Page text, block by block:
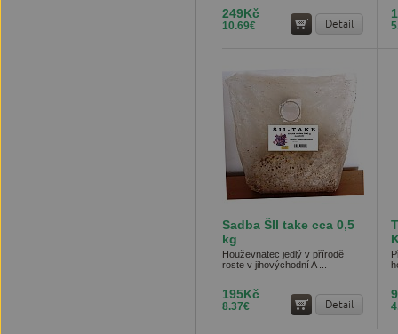
249Kč
10.69€ Detail
Sadba ŠII take cca 0,5
kg
Houževnatec jedlý v přírodě
roste v jihovýchodní A ...
195Kč
8.37€ Detail